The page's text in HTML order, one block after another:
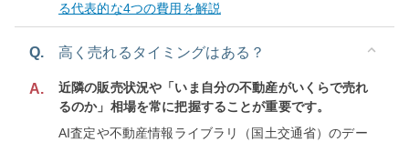
る代表的な4つの費用を解説
Q. 高く売れるタイミングはある？
A.
近隣の販売状況や「いま自分の不動産がいくらで売れ
るのか」相場を常に把握することが重要です。
AI査定や不動産情報ライブラリ（国土交通省）のデー